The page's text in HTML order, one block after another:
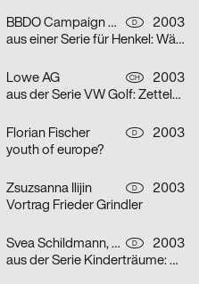
BBDO Campaign GmbH Düsseldorf D
2003
aus einer Serie für Henkel: Wäscheklammern
Lowe AG CH
2003
aus der Serie VW Golf: Zettelplakat
Florian Fischer D
2003
youth of europe?
Zsuzsanna Ilijin D
2003
Vortrag Frieder Grindler
Svea Schildmann, Kathrin Nahlik D
2003
aus der Serie Kinderträume: Feuerwehr